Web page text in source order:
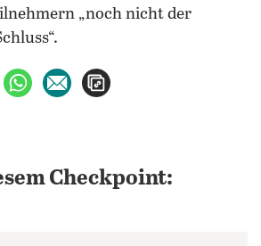
„noch nicht der
teilen
auf X teilenper WhatsApp teilen
per E-Mail teilen
Checkpoint: